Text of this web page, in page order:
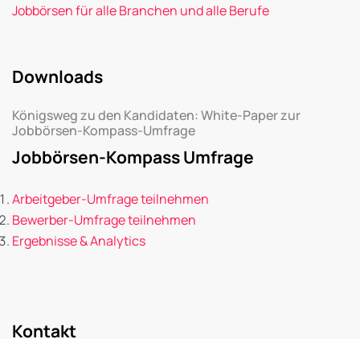
Jobbörsen für alle Branchen und alle Berufe
Downloads
Königsweg zu den Kandidaten: White-Paper zur
Jobbörsen-Kompass-Umfrage
Jobbörsen-Kompass Umfrage
Arbeitgeber-Umfrage teilnehmen
Bewerber-Umfrage teilnehmen
Ergebnisse & Analytics
Kontakt